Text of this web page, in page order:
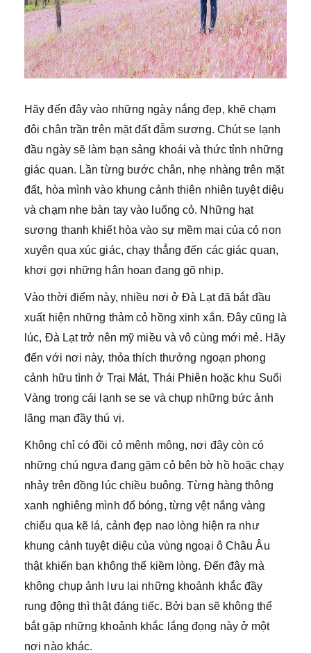
Hãy đến đây vào những ngày nắng đẹp, khẽ chạm
đôi chân trần trên mặt đất đẫm sương. Chút se lạnh
đầu ngày sẽ làm bạn sảng khoái và thức tỉnh những
giác quan. Lần từng bước chân, nhẹ nhàng trên mặt
đất, hòa mình vào khung cảnh thiên nhiên tuyệt diệu
và chạm nhẹ bàn tay vào luống cỏ. Những hạt
sương thanh khiết hòa vào sự mềm mại của cỏ non
xuyên qua xúc giác, chạy thẳng đến các giác quan,
khơi gợi những hân hoan đang gõ nhịp.
Vào thời điểm này, nhiều nơi ở Đà Lạt đã bắt đầu
xuất hiện những thảm cỏ hồng xinh xắn. Đây cũng là
lúc, Đà Lạt trở nên mỹ miều và vô cùng mới mẻ. Hãy
đến với nơi này, thỏa thích thưởng ngoạn phong
cảnh hữu tình ở Trại Mát, Thái Phiên hoặc khu Suối
Vàng trong cái lạnh se se và chụp những bức ảnh
lãng mạn đầy thú vị.
Không chỉ có đồi cỏ mênh mông, nơi đây còn có
những chú ngựa đang gặm cỏ bên bờ hồ hoặc chạy
nhảy trên đồng lúc chiều buông. Từng hàng thông
xanh nghiêng mình đổ bóng, từng vệt nắng vàng
chiếu qua kẽ lá, cảnh đẹp nao lòng hiện ra như
khung cảnh tuyệt diệu của vùng ngoại ô Châu Âu
thật khiến bạn không thể kiềm lòng. Đến đây mà
không chụp ảnh lưu lại những khoảnh khắc đầy
rung động thì thật đáng tiếc. Bởi bạn sẽ không thể
bắt gặp những khoảnh khắc lắng đọng này ở một
nơi nào khác.